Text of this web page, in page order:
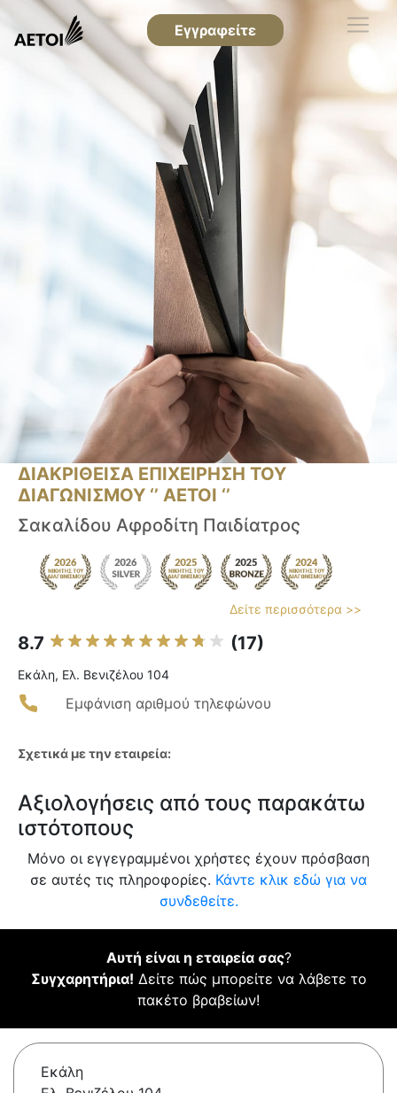
Εγγραφείτε
ΔΙΑΚΡΙΘΕΙΣΑ ΕΠΙΧΕΙΡΗΣΗ ΤΟΥ
ΔΙΑΓΩΝΙΣΜΟΥ ‘’ ΑΕΤΟΙ ‘’
Σακαλίδου Αφροδίτη Παιδίατρος
Δείτε περισσότερα >>
8.7 (17)
Εκάλη, Ελ. Βενιζέλου 104
Εμφάνιση αριθμού τηλεφώνου
Σχετικά με την εταιρεία:
Αξιολογήσεις από τους παρακάτω
ιστότοπους
Μόνο οι εγγεγραμμένοι χρήστες έχουν πρόσβαση
σε αυτές τις πληροφορίες. Κάντε κλικ εδώ για να
συνδεθείτε.
Αυτή είναι η εταιρεία σας?
Συγχαρητήρια! Δείτε πώς μπορείτε να λάβετε το
πακέτο βραβείων!
Εκάλη